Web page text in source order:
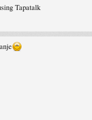
Tapatalk